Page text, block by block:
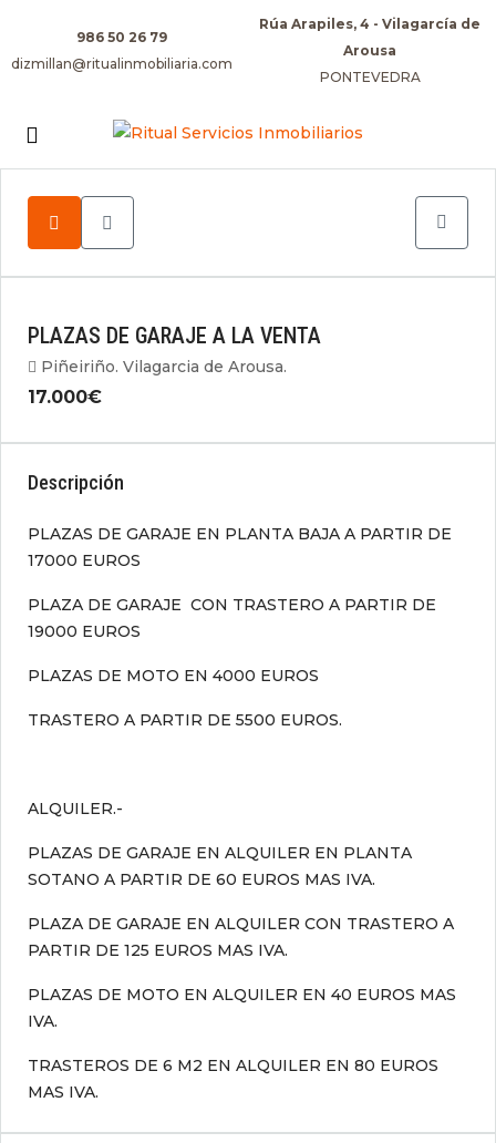
986 50 26 79
dizmillan@ritualinmobiliaria.com
Rúa Arapiles, 4 - Vilagarcía de
Arousa
PONTEVEDRA
PLAZAS DE GARAJE A LA VENTA
Piñeiriño. Vilagarcia de Arousa.
17.000€
Descripción
PLAZAS DE GARAJE EN PLANTA BAJA A PARTIR DE
17000 EUROS
PLAZA DE GARAJE CON TRASTERO A PARTIR DE
19000 EUROS
PLAZAS DE MOTO EN 4000 EUROS
TRASTERO A PARTIR DE 5500 EUROS.
ALQUILER.-
PLAZAS DE GARAJE EN ALQUILER EN PLANTA
SOTANO A PARTIR DE 60 EUROS MAS IVA.
PLAZA DE GARAJE EN ALQUILER CON TRASTERO A
PARTIR DE 125 EUROS MAS IVA.
PLAZAS DE MOTO EN ALQUILER EN 40 EUROS MAS
IVA.
TRASTEROS DE 6 M2 EN ALQUILER EN 80 EUROS
MAS IVA.